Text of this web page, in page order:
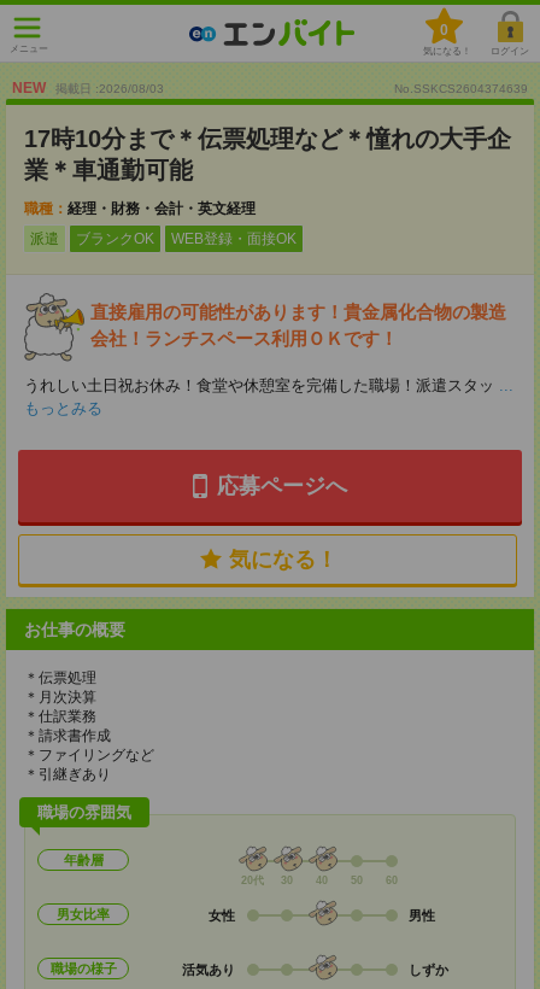
メニュー
0
気になる！ ログイン
NEW 掲載日 :2026/08/03 No.SSKCS2604374639
17時10分まで＊伝票処理など＊憧れの大手企
業＊車通勤可能
職種： 経理・財務・会計・英文経理
派遣
ブランクOK WEB登録・面接OK
直接雇用の可能性があります！貴金属化合物の製造
会社！ランチスペース利用ＯＫです！
うれしい土日祝お休み！食堂や休憩室を完備した職場！派遣スタッ ...
もっとみる
応募ページへ
気になる！
お仕事の概要
＊伝票処理
＊月次決算
＊仕訳業務
＊請求書作成
＊ファイリングなど
＊引継ぎあり
職場の雰囲気
年齢層
20代 30 40 50 60
男女比率 女性 男性
職場の様子 活気あり しずか